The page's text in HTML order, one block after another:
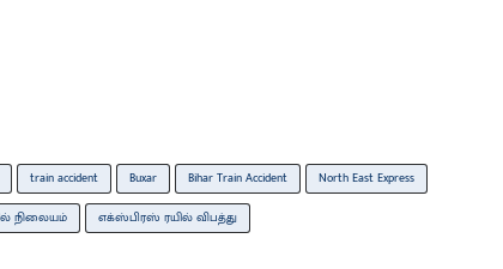
train accident Buxar Bihar Train Accident North East Express
நிலையம் எக்ஸ்பிரஸ் ரயில் விபத்து